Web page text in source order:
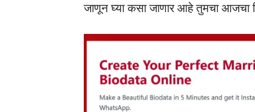
जाणून घ्या कसा जाणार आहे तुमचा आजचा